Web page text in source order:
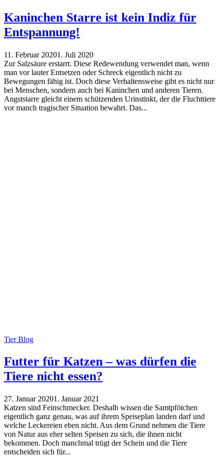
Kaninchen Starre ist kein Indiz für
Entspannung!
11. Februar 20201. Juli 2020
Zur Salzsäure erstarrt. Diese Redewendung verwendet man, wenn
man vor lauter Entsetzen oder Schreck eigentlich nicht zu
Bewegungen fähig ist. Doch diese Verhaltensweise gibt es nicht nur
bei Menschen, sondern auch bei Kaninchen und anderen Tieren.
Angststarre gleicht einem schützenden Urinstinkt, der die Fluchttiere
vor manch tragischer Situation bewahrt. Das...
Tier Blog
Futter für Katzen – was dürfen die
Tiere nicht essen?
27. Januar 20201. Januar 2021
Katzen sind Feinschmecker. Deshalb wissen die Samtpfötchen
eigentlich ganz genau, was auf ihrem Speiseplan landen darf und
welche Leckereien eben nicht. Aus dem Grund nehmen die Tiere
von Natur aus eher selten Speisen zu sich, die ihnen nicht
bekommen. Doch manchmal trügt der Schein und die Tiere
entscheiden sich für...